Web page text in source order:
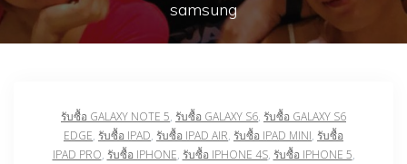
samsung
รับซื้อ GALAXY NOTE 5, รับซื้อ GALAXY S6, รับซื้อ GALAXY S6
EDGE, รับซื้อ IPAD, รับซื้อ IPAD AIR, รับซื้อ IPAD MINI, รับซื้อ
IPAD PRO, รับซื้อ IPHONE, รับซื้อ IPHONE 4S, รับซื้อ IPHONE 5,